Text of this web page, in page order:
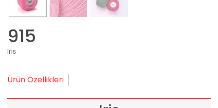
915
Iris
Ürün Özellikleri